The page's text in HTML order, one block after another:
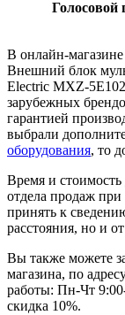
В онлайн-
Внешний блок
Electric MXZ-
зарубежных
гарантией
выбрали
оборудования, то
Время и
отдела продаж
принять к
расстояния, но и
Вы также можете
магазина, по
работы: Пн-Чт
скидка 10%.